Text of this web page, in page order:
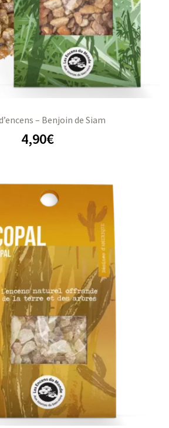
– Benjoin de Siam
4,90€